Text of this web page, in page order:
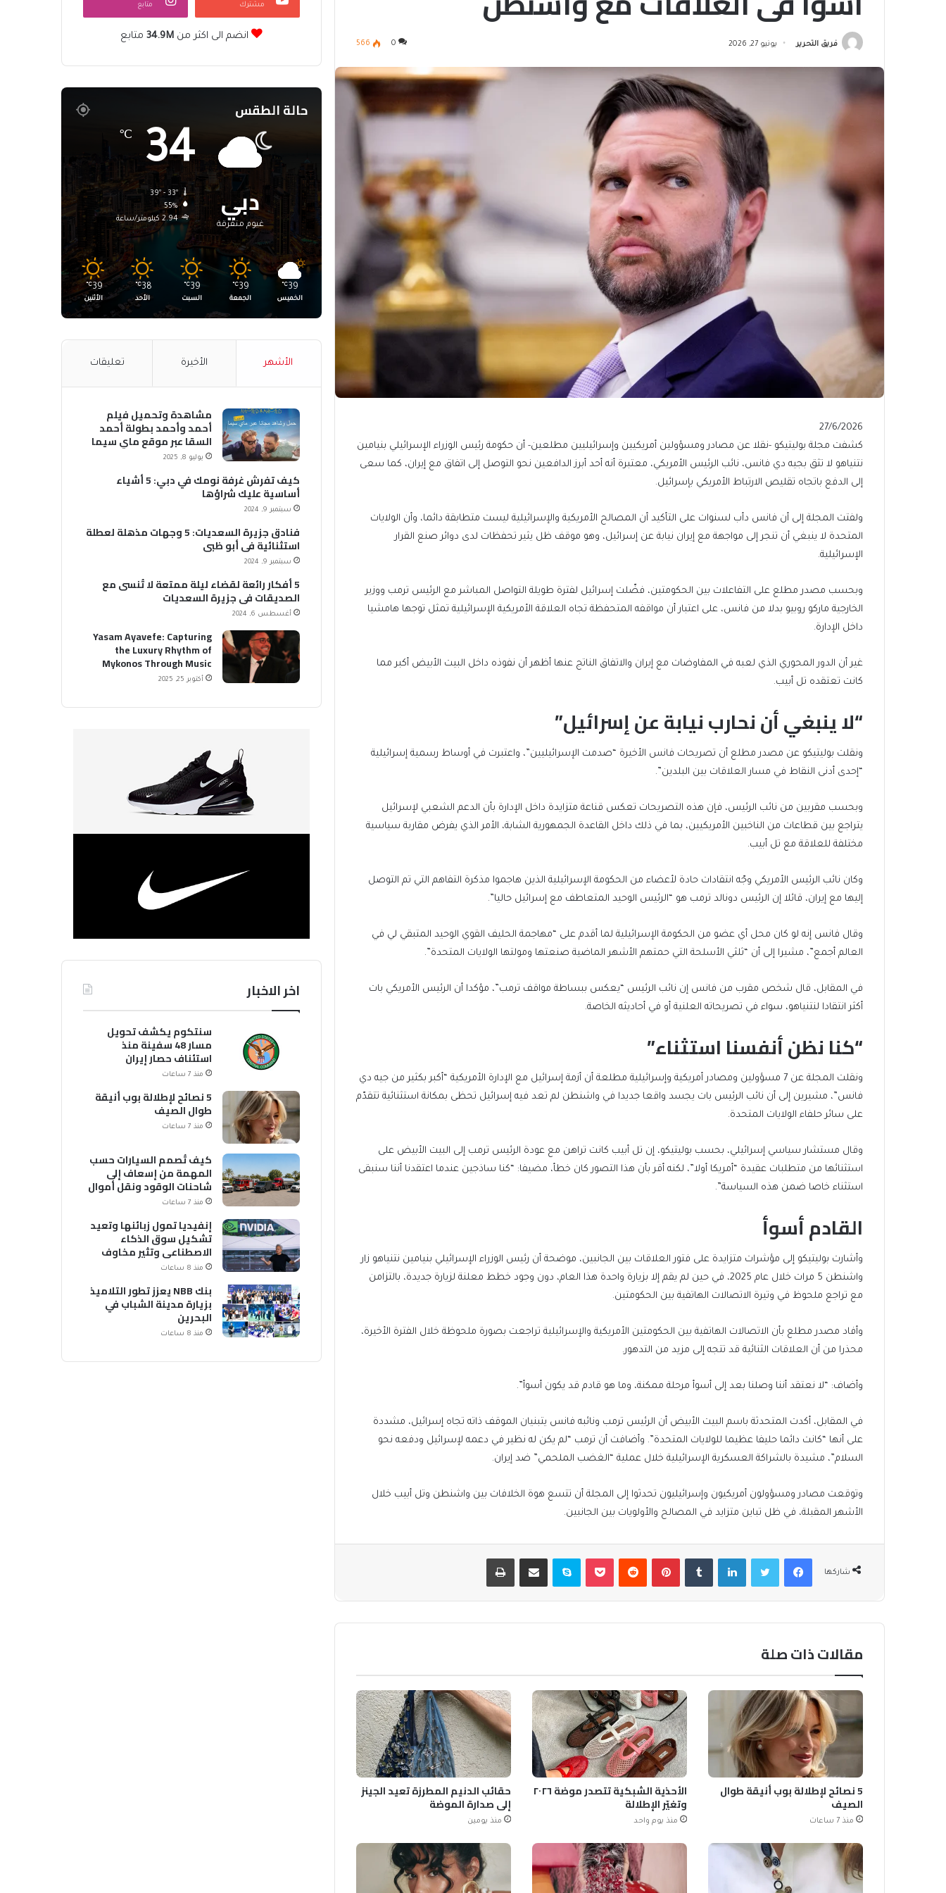
فريق التحرير يونيو 27, 2026 0
566
Published
On
27/6/2026
27/6/2026
كشفت مجلة بوليتيكو -نقلا عن مصادر ومسؤولين أمريكيين وإسرائيليين مطلعين- أن حكومة رئيس الوزراء الإسرائيلي بنيامين
نتنياهو لا تثق بجيه دي فانس، نائب الرئيس الأمريكي، معتبرة أنه أحد أبرز الدافعين نحو التوصل إلى اتفاق مع إيران، كما سعى
إلى الدفع باتجاه تقليص الارتباط الأمريكي بإسرائيل.
ولفتت المجلة إلى أن فانس دأب لسنوات على التأكيد أن المصالح الأمريكية والإسرائيلية ليست متطابقة دائما، وأن الولايات
المتحدة لا ينبغي أن تنجر إلى مواجهة مع إيران نيابة عن إسرائيل، وهو موقف ظل يثير تحفظات لدى دوائر صنع القرار
الإسرائيلية.
وبحسب مصدر مطلع على التفاعلات بين الحكومتين، فضّلت إسرائيل لفترة طويلة التواصل المباشر مع الرئيس ترمب ووزير
الخارجية ماركو روبيو بدلا من فانس، على اعتبار أن مواقفه المتحفظة تجاه العلاقة الأمريكية الإسرائيلية تمثل توجها هامشيا
داخل الإدارة.
غير أن الدور المحوري الذي لعبه في المفاوضات مع إيران والاتفاق الناتج عنها أظهر أن نفوذه داخل البيت الأبيض أكبر مما
كانت تعتقده تل أبيب.
“لا ينبغي أن نحارب نيابة عن إسرائيل”
ونقلت بوليتيكو عن مصدر مطلع أن تصريحات فانس الأخيرة “صدمت الإسرائيليين”، واعتبرت في أوساط رسمية إسرائيلية
“إحدى أدنى النقاط في مسار العلاقات بين البلدين”.
وبحسب مقربين من نائب الرئيس، فإن هذه التصريحات تعكس قناعة متزايدة داخل الإدارة بأن الدعم الشعبي لإسرائيل
يتراجع بين قطاعات من الناخبين الأمريكيين، بما في ذلك داخل القاعدة الجمهورية الشابة، الأمر الذي يفرض مقاربة سياسية
مختلفة للعلاقة مع تل أبيب.
وكان نائب الرئيس الأمريكي وجّه انتقادات حادة لأعضاء من الحكومة الإسرائيلية الذين هاجموا مذكرة التفاهم التي تم التوصل
إليها مع إيران، قائلا إن الرئيس دونالد ترمب هو “الرئيس الوحيد المتعاطف مع إسرائيل حاليا”.
وقال فانس إنه لو كان محل أي عضو من الحكومة الإسرائيلية لما أقدم على “مهاجمة الحليف القوي الوحيد المتبقي لي في
العالم أجمع”، مشيرا إلى أن “ثلثي الأسلحة التي حمتهم الأشهر الماضية صنعتها ومولتها الولايات المتحدة”.
في المقابل، قال شخص مقرب من فانس إن نائب الرئيس “يعكس ببساطة مواقف ترمب”، مؤكدا أن الرئيس الأمريكي بات
أكثر انتقادا لنتنياهو، سواء في تصريحاته العلنية أو في أحاديثه الخاصة.
“كنا نظن أنفسنا استثناء”
ونقلت المجلة عن 7 مسؤولين ومصادر أمريكية وإسرائيلية مطلعة أن أزمة إسرائيل مع الإدارة الأمريكية “أكبر بكثير من جيه دي
فانس”، مشيرين إلى أن نائب الرئيس بات يجسد واقعا جديدا في واشنطن لم تعد فيه إسرائيل تحظى بمكانة استثنائية تتقدّم
على سائر حلفاء الولايات المتحدة.
وقال مستشار سياسي إسرائيلي، بحسب بوليتيكو، إن تل أبيب كانت تراهن مع عودة الرئيس ترمب إلى البيت الأبيض على
استثنائها من متطلبات عقيدة “أمريكا أولا”، لكنه أقر بأن هذا التصور كان خطأ، مضيفا: “كنا ساذجين عندما اعتقدنا أننا سنبقى
استثناء خاصا ضمن هذه السياسة”.
القادم أسوأ
وأشارت بوليتيكو إلى مؤشرات متزايدة على فتور العلاقات بين الجانبين، موضحة أن رئيس الوزراء الإسرائيلي بنيامين نتنياهو زار
واشنطن 5 مرات خلال عام 2025، في حين لم يقم إلا بزيارة واحدة هذا العام، دون وجود خطط معلنة لزيارة جديدة، بالتزامن
مع تراجع ملحوظ في وتيرة الاتصالات الهاتفية بين الحكومتين.
وأفاد مصدر مطلع بأن الاتصالات الهاتفية بين الحكومتين الأمريكية والإسرائيلية تراجعت بصورة ملحوظة خلال الفترة الأخيرة،
محذرا من أن العلاقات الثنائية قد تتجه إلى مزيد من التدهور.
وأضاف: “لا نعتقد أننا وصلنا بعد إلى أسوأ مرحلة ممكنة، وما هو قادم قد يكون أسوأ”.
في المقابل، أكدت المتحدثة باسم البيت الأبيض أن الرئيس ترمب ونائبه فانس يتبنيان الموقف ذاته تجاه إسرائيل، مشددة
على أنها “كانت دائما حليفا عظيما للولايات المتحدة”. وأضافت أن ترمب “لم يكن له نظير في دعمه لإسرائيل ودفعه نحو
السلام”، مشيدة بالشراكة العسكرية الإسرائيلية خلال عملية “الغضب الملحمي” ضد إيران.
وتوقعت مصادر ومسؤولون أمريكيون وإسرائيليون تحدثوا إلى المجلة أن تتسع هوة الخلافات بين واشنطن وتل أبيب خلال
الأشهر المقبلة، في ظل تباين متزايد في المصالح والأولويات بين الجانبين.
شاركها
فيسبوكتويتر لينكدإن بينتيريست بوكيت سكايب مشاركة عبر البريد طباعة
مقالات ذات صلة
5 نصائح لإطلالة بوب أنيقة طوال
الصيف
منذ 7 ساعات
الأحذية الشبكية تتصدر موضة ٢٠٢٦
وتغيّر الإطلالة
منذ يوم واحد
حقائب الدنيم المطرزة تعيد الجينز
إلى صدارة الموضة
منذ يومين
مشترك متابع
انضم الى اكثر من34.9M متابع
حالة الطقس
دبي
غيوم متفرقة
34
℃
39º - 33º
55%
2.94 كيلومتر/ساعة
39
℃
الخميس
39
℃
الجمعة
39
℃
السبت
38
℃
الأحد
39
℃
الأثنين
الأشهر الأخيرة تعليقات
مشاهدة وتحميل فيلم
أحمد وأحمد بطولة أحمد
السقا عبر موقع ماي سيما
MyCima (وي سيما WeCima)
يوليو 8, 2025
كيف تفرش غرفة نومك في دبي: 5 أشياء
أساسية عليك شراؤها
سبتمبر 9, 2024
فنادق جزيرة السعديات: 5 وجهات مذهلة لعطلة
استثنائية في أبو ظبي
سبتمبر 9, 2024
5 أفكار رائعة لقضاء ليلة ممتعة لا تُنسى مع
الصديقات في جزيرة السعديات
أغسطس 6, 2024
Yasam Ayavefe: Capturing
the Luxury Rhythm of
Mykonos Through Music
أكتوبر 25, 2025
اخر الاخبار
سنتكوم يكشف تحويل
مسار 48 سفينة منذ
استئناف حصار إيران
منذ 7 ساعات
5 نصائح لإطلالة بوب أنيقة
طوال الصيف
منذ 7 ساعات
كيف تُصمم السيارات حسب
المهمة من إسعاف إلى
شاحنات الوقود ونقل أموال
منذ 7 ساعات
إنفيديا تمول زبائنها وتعيد
تشكيل سوق الذكاء
الاصطناعي وتثير مخاوف
منذ 8 ساعات
بنك NBB يعزز تطور التلاميذ
بزيارة مدينة الشباب في
البحرين
منذ 8 ساعات